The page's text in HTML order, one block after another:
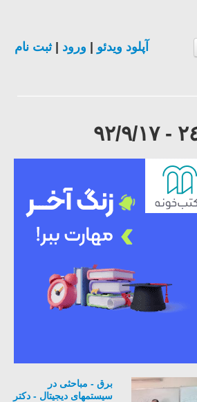
آپلود ویدئو ورود |ثبت نام
برق - مباحثی در
سیستمهای دیجیتال - دکتر